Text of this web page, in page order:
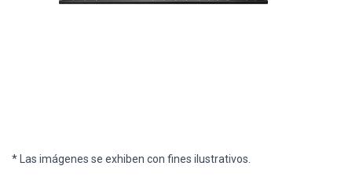
* Las imágenes se exhiben con fines ilustrativos.